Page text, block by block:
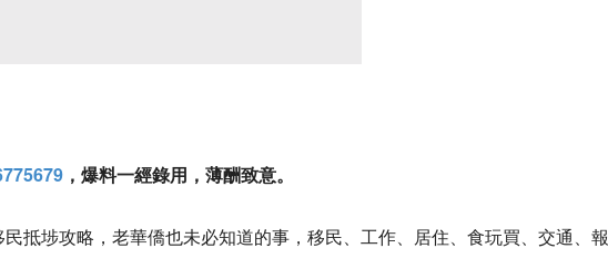
，爆料一經錄用，薄酬致意。
民抵埗攻略，老華僑也未必知道的事，移民、工作、居住、食玩買、交通、報